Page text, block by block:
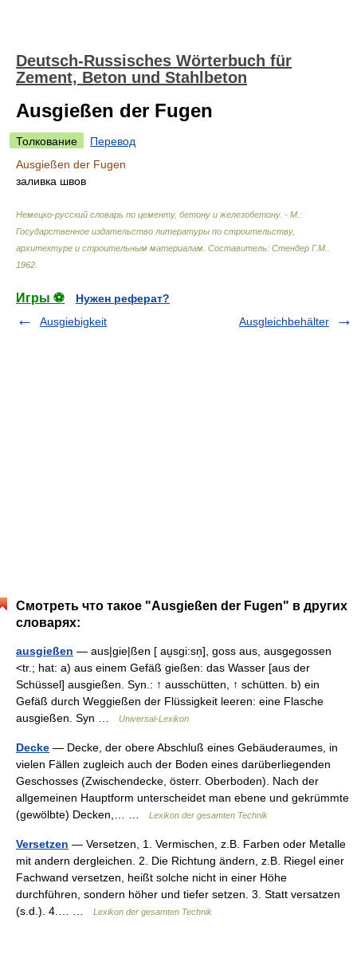
Deutsch-Russisches Wörterbuch für
Zement, Beton und Stahlbeton
Ausgießen der Fugen
Толкование
Перевод
Ausgießen der Fugen
заливка швов
Немецко-русский словарь по цементу, бетону и железобетону. - М.:
Государственное издательство литературы по строительству,
архитектуре и строительным материалам Составитель: Стендер Г.М.
1962
Игры ⚽
Нужен реферат?
Ausgiebigkeit
Ausgleichbehälter
Смотреть что такое "Ausgießen der Fugen" в других
словарях:
ausgießen — aus|gie|ßen [ au̮sgi:sn̩], goss aus, ausgegossen
<tr.; hat: a) aus einem Gefäß gießen: das Wasser [aus der
Schüssel] ausgießen. Syn.: ↑ ausschütten, ↑ schütten. b) ein
Gefäß durch Weggießen der Flüssigkeit leeren: eine Flasche
ausgießen. Syn …
Universal-Lexikon
Decke — Decke, der obere Abschluß eines Gebäuderaumes, in
vielen Fällen zugleich auch der Boden eines darüberliegenden
Geschosses (Zwischendecke, österr. Oberboden). Nach der
allgemeinen Hauptform unterscheidet man ebene und gekrümmte
(gewölbte) Decken,… …
Lexikon der gesamten Technik
Versetzen — Versetzen, 1. Vermischen, z.B. Farben oder Metalle
mit andern dergleichen. 2. Die Richtung ändern, z.B. Riegel einer
Fachwand versetzen, heißt solche nicht in einer Höhe
durchführen, sondern höher und tiefer setzen. 3. Statt versatzen
(s.d.). 4.… …
Lexikon der gesamten Technik